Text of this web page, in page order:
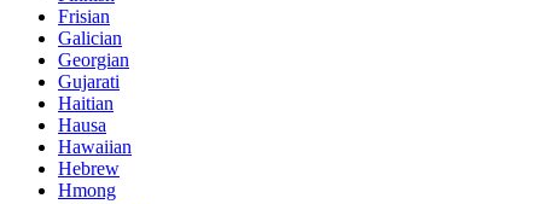
Frisian
Galician
Georgian
Gujarati
Haitian
Hausa
Hawaiian
Hebrew
Hmong